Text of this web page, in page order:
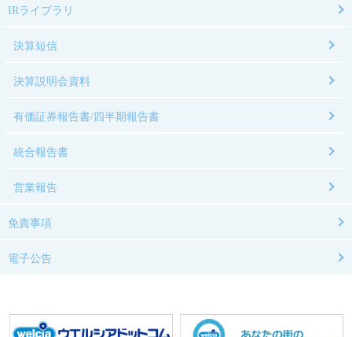
IRライブラリ
決算短信
決算説明会資料
有価証券報告書/四半期報告書
統合報告書
営業報告
免責事項
電子公告